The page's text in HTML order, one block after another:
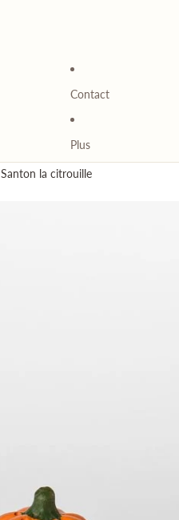
Contact
Plus
Santon la citrouille